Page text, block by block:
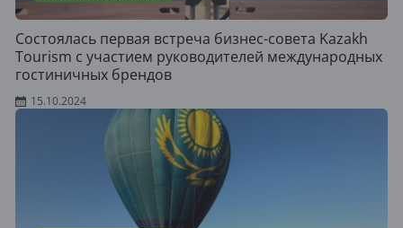
Состоялась первая встреча бизнес-совета Kazakh
Tourism с участием руководителей международных
гостиничных брендов
15.10.2024